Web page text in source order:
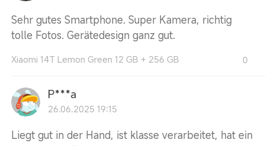
Sehr gutes Smartphone. Super Kamera, richtig
tolle Fotos. Gerätedesign ganz gut.
Xiaomi 14T Lemon Green 12 GB + 256 GB 0
P***a
26.06.2025 19:15
Liegt gut in der Hand, ist klasse verarbeitet, hat ein